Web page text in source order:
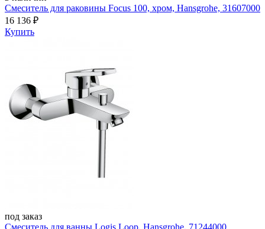
Смеситель для раковины Focus 100, хром, Hansgrohe, 31607000
16 136 ₽
Купить
под заказ
Смеситель для ванны Logis Loop, Hansgrohe, 71244000